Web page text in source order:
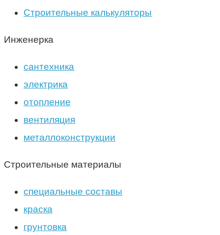
Строительные калькуляторы
Инженерка
сантехника
электрика
отопление
вентиляция
металлоконструкции
Строительные материалы
специальные составы
краска
грунтовка